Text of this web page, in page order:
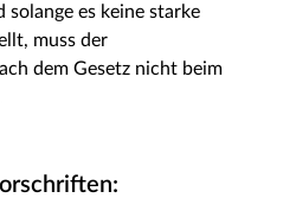
es keine starke
muss der
dem Gesetz nicht beim